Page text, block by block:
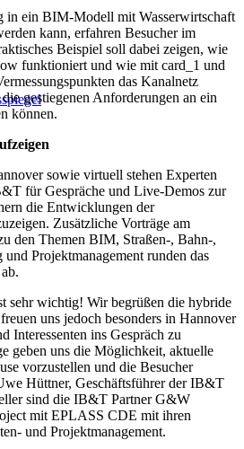
in ein BIM-Modell mit Wasserwirtschaft
kann, erfahren Besucher im
Beispiel soll dabei zeigen, wie
funktioniert und wie mit card_1 und
das Kanalnetz
gestiegenen Anforderungen an ein
können.
sowie virtuell stehen Experten
für Gespräche und Live-Demos zur
die Entwicklungen der
Zusätzliche Vorträge am
den Themen BIM, Straßen-, Bahn-,
Projektmanagement runden das
sehr wichtig! Wir begrüßen die hybride
uns jedoch besonders in Hannover
Interessenten ins Gespräch zu
geben uns die Möglichkeit, aktuelle
vorzustellen und die Besucher
Hüttner, Geschäftsführer der IB&T
sind die IB&T Partner G&W
mit EPLASS CDE mit ihren
und Projektmanagement.